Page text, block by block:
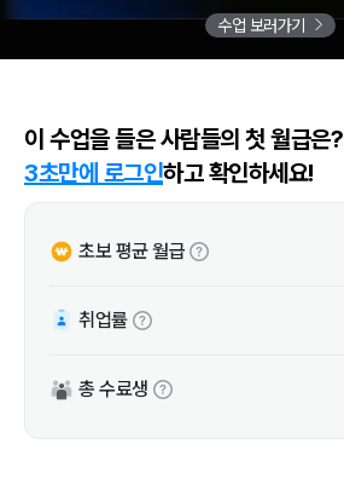
수업 보러가기
이 수업을 들은 사람들의 첫 월급은?
3초만에 로그인하고 확인하세요!
초보 평균 월급
취업률
총 수료생